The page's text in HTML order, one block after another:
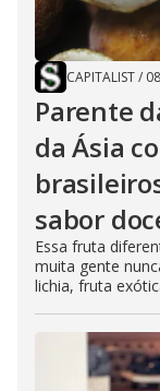
CAPITALIST/
Parente
da Ásia
sabor
Essa fruta
muita gente
lichia, fruta